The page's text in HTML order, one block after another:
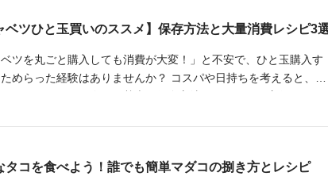
ベツひと玉買いのススメ】保存方法と大量消費レシピ3
ベツを丸ごと購入しても消費が大変！」と不安で、ひと玉購入す
めらった経験はありませんか？ コスパや日持ちを考えると、一
タコを食べよう！誰でも簡単マダコの捌き方とレシピ